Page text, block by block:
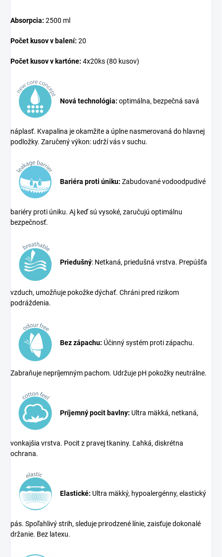
Absorpcia: 2500 ml
Počet kusov v balení: 20
Počet kusov v kartóne: 4x20ks (80 kusov)
Nová technológia: optimálna, bezpečná savá
náplasť. Kvapalina je okamžite a úplne nasmerovaná do hlavnej
podložky. Zaručený výkon: udrží vás v suchu.
Bariéra proti úniku: Zabudované vodoodpudivé
bariéry proti úniku. Aj keď sú vysoké, zaručujú optimálnu
bezpečnosť.
Priedušný: Netkaná, priedušná vrstva. Prepúšťa
vzduch, umožňuje pokožke dýchať. Chráni pred rizikom
podráždenia.
Bez zápachu: Účinný systém proti zápachu.
Zabraňuje nepríjemným pachom. Udržuje pH pokožky neutrálne.
Príjemný pocit bavlny: Ultra mäkká, netkaná,
vonkajšia vrstva. Pocit z pravej tkaniny. Ľahká, diskrétna
ochrana.
Elastické: Ultra mäkký, hypoalergénny, elastický
pás. Spoľahlivý strih, sleduje prirodzené línie, zaisťuje dokonalé
držanie. Bez latexu.